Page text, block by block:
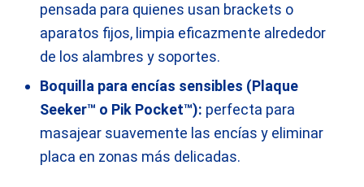
pensada para quienes usan brackets o
aparatos fijos, limpia eficazmente alrededor
de los alambres y soportes.
Boquilla para encías sensibles (Plaque
Seeker™ o Pik Pocket™): perfecta para
masajear suavemente las encías y eliminar
placa en zonas más delicadas.